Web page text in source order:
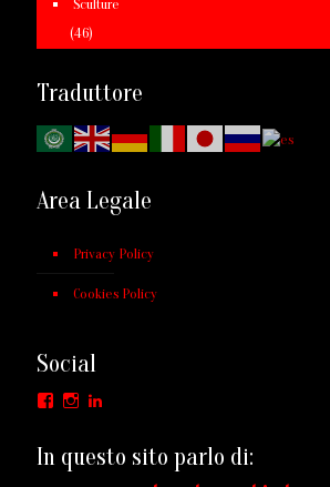
Sculture
(46)
Traduttore
Area Legale
Privacy Policy
Cookies Policy
Social
Facebook
Instagram
In questo sito parlo di: